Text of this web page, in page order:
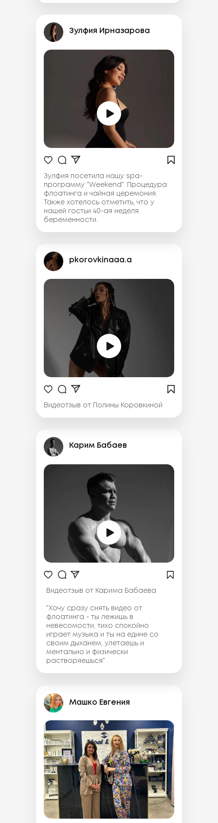
Зулфия Ирназарова
Зулфия посетила нашу spa-
программу “Weekend”. Процедура
флоатинга и чайная церемония.
Также хотелось отметить, что у
нашей гостьи 40-ая неделя
беременности.
pkorovkinaaa.a
Видеотзыв от Полины Коровкиной
Карим Бабаев
Видеотзыв от Карима Бабаева
”Хочу сразу снять видео от
флоатинга - ты лежишь в
невесомости, тихо спокойно
играет музыка и ты на едине со
своим дыханем, улетаешь и
ментально и физически
растворяешься”
Машко Евгения